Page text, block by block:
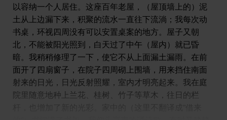
以容纳一个人居住。这座百年老屋，（屋顶墙上的）泥
土从上边漏下来，积聚的流水一直往下流淌；我每次动
书桌，环视四周没有可以安置桌案的地方。屋子又朝
北，不能被阳光照到，白天过了中午（屋内）就已昏
暗。我稍稍修理了一下，使它不从上面漏土漏雨。在前
面开了四扇窗子，在院子四周砌上围墙，用来挡住南面
射来的日光，日光反射照耀，室内才明亮起来。我在庭
院里随意地种上兰花、桂树、竹子等草木，往日的栏